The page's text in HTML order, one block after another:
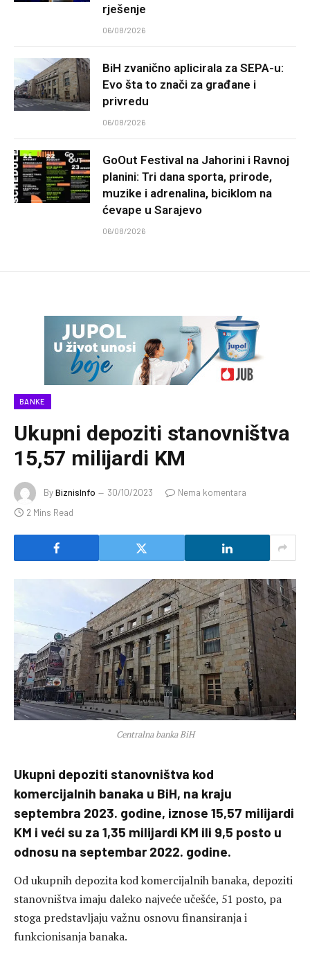
rješenje
06/08/2026
BiH zvanično aplicirala za SEPA-u:
Evo šta to znači za građane i
privredu
06/08/2026
GoOut Festival na Jahorini i Ravnoj
planini: Tri dana sporta, prirode,
muzike i adrenalina, biciklom na
ćevape u Sarajevo
06/08/2026
BANKE
Ukupni depoziti stanovništva
15,57 milijardi KM
ByBiznisInfo 30/10/2023
Nema komentara
2 Mins Read
Centralna banka BiH
Ukupni depoziti stanovništva kod
komercijalnih banaka u BiH, na kraju
septembra 2023. godine, iznose 15,57 milijardi
KM i veći su za 1,35 milijardi KM ili 9,5 posto u
odnosu na septembar 2022. godine.
Od ukupnih depozita kod komercijalnih banaka, depoziti
stanovništva imaju daleko najveće učešće, 51 posto, pa
stoga predstavljaju važnu osnovu finansiranja i
funkcionisanja banaka.